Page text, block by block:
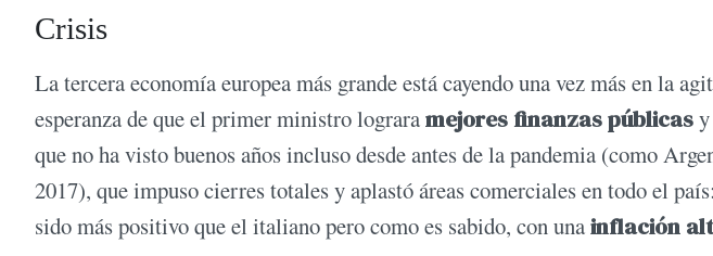
Crisis
La tercera economía europea más grande está cayendo una vez más en la
esperanza de que el primer ministro lograramejores finanzas públicas
que no ha visto buenos años incluso desde antes de la pandemia (como
2017), que impuso cierres totales y aplastó áreas comerciales en todo el
sido más positivo que el italiano pero como es sabido, con unainflación